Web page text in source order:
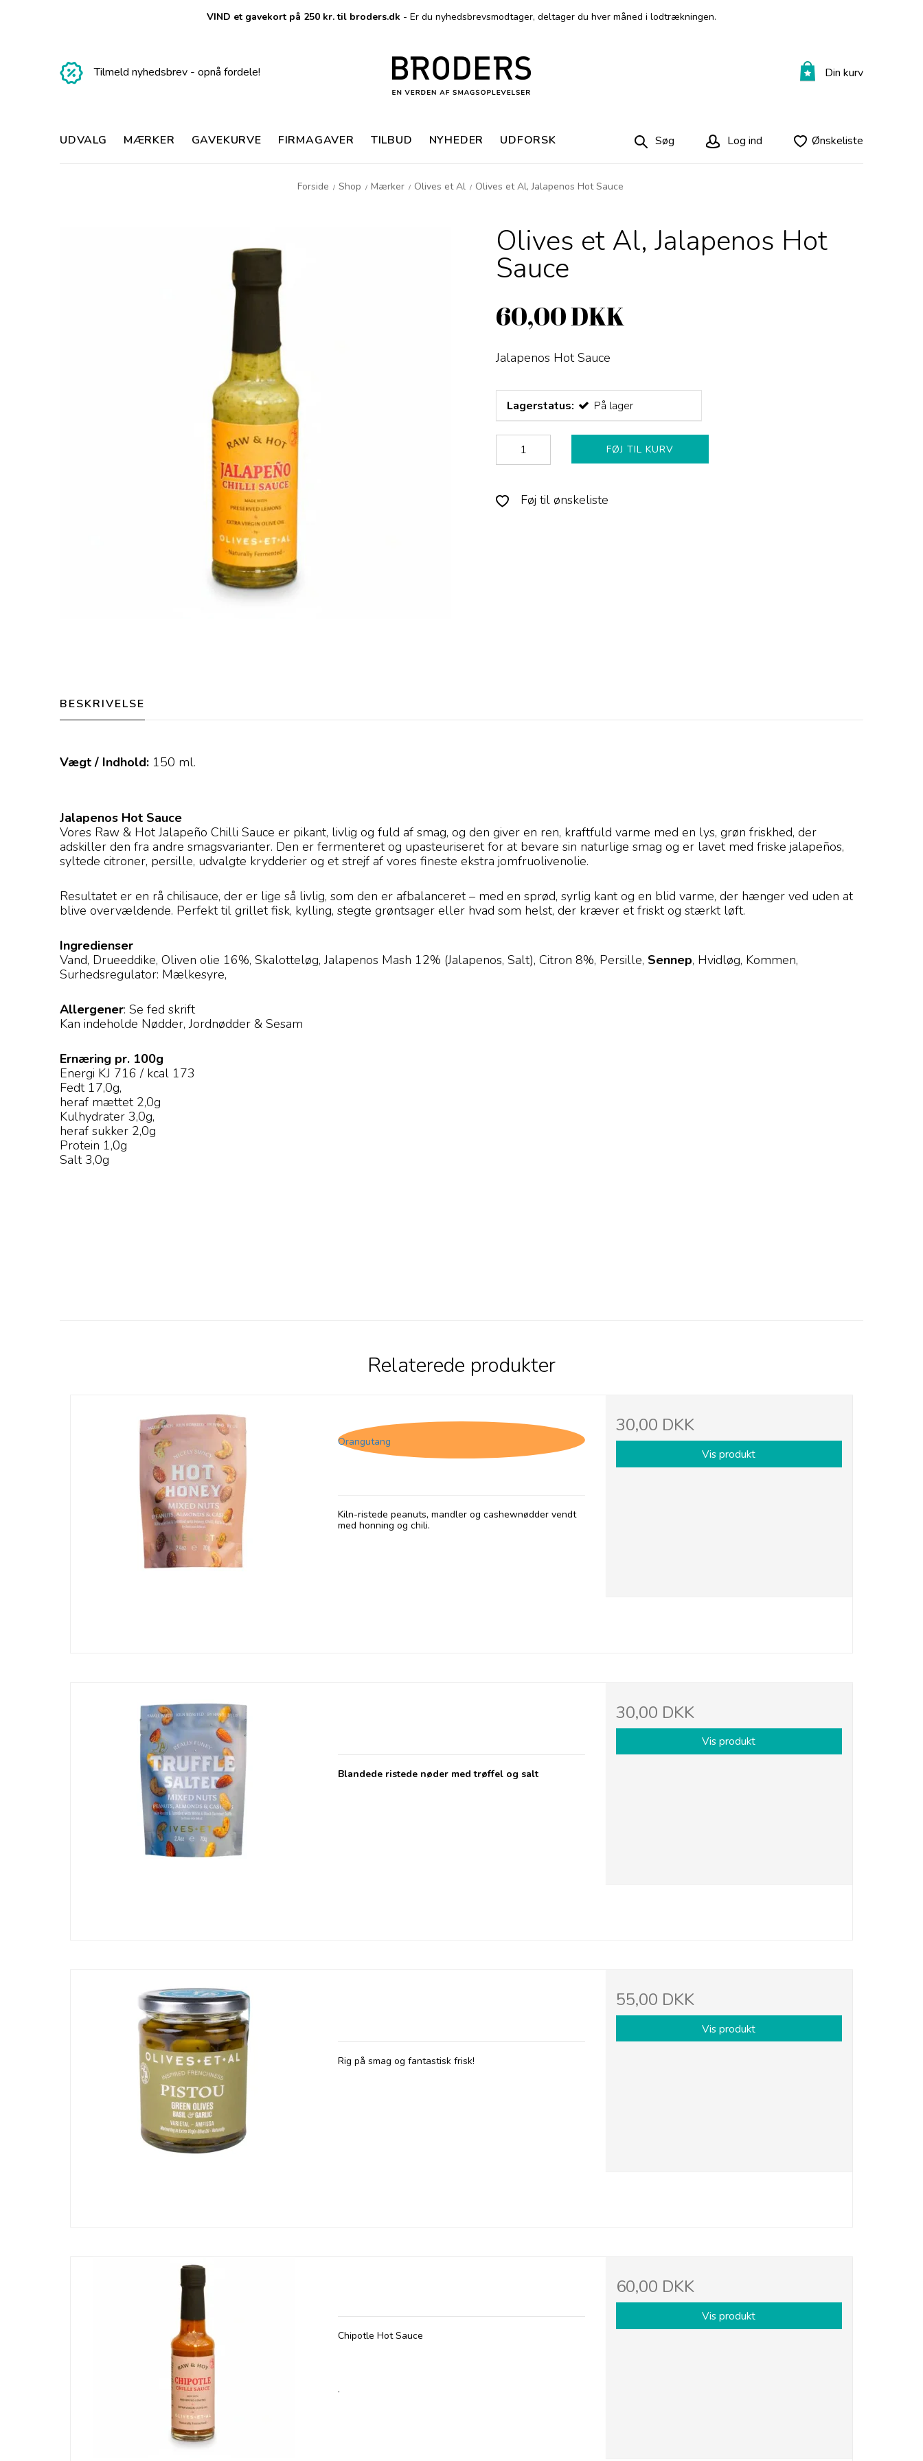
VIND et gavekort på 250 kr. til broders.dk - Er du nyhedsbrevsmodtager, deltager du hver måned i lodtrækningen.
Tilmeld nyhedsbrev - opnå fordele! Din kurv
UDVALG MÆRKER GAVEKURVE FIRMAGAVER TILBUD NYHEDER UDFORSK Søg Log ind Ønskeliste
Forside / Shop / Mærker / Olives et Al / Olives et Al, Jalapenos Hot Sauce
Olives et Al, Jalapenos Hot
Sauce
60,00 DKK
Jalapenos Hot Sauce
Lagerstatus: På lager
FØJ TIL KURV
Føj til ønskeliste
BESKRIVELSE
Vægt / Indhold: 150 ml.
Jalapenos Hot Sauce
Vores Raw & Hot Jalapeño Chilli Sauce er pikant, livlig og fuld af smag, og den giver en ren, kraftfuld varme med en lys, grøn friskhed, der
adskiller den fra andre smagsvarianter. Den er fermenteret og upasteuriseret for at bevare sin naturlige smag og er lavet med friske jalapeños,
syltede citroner, persille, udvalgte krydderier og et strejf af vores fineste ekstra jomfruolivenolie.
Resultatet er en rå chilisauce, der er lige så livlig, som den er afbalanceret – med en sprød, syrlig kant og en blid varme, der hænger ved uden at
blive overvældende. Perfekt til grillet fisk, kylling, stegte grøntsager eller hvad som helst, der kræver et friskt og stærkt løft.
Ingredienser
Vand, Drueeddike, Oliven olie 16%, Skalotteløg, Jalapenos Mash 12% (Jalapenos, Salt), Citron 8%, Persille, Sennep, Hvidløg, Kommen,
Surhedsregulator: Mælkesyre,
Allergener: Se fed skrift
Kan indeholde Nødder, Jordnødder & Sesam
Ernæring pr. 100g
Energi KJ 716 / kcal 173
Fedt 17,0g,
heraf mættet 2,0g
Kulhydrater 3,0g,
heraf sukker 2,0g
Protein 1,0g
Salt 3,0g
Relaterede produkter
Orangutang
Kiln-ristede peanuts, mandler og cashewnødder vendt
med honning og chili.
30,00 DKK
Vis produkt
Blandede ristede nøder med trøffel og salt
30,00 DKK
Vis produkt
Rig på smag og fantastisk frisk!
55,00 DKK
Vis produkt
Chipotle Hot Sauce
.
60,00 DKK
Vis produkt